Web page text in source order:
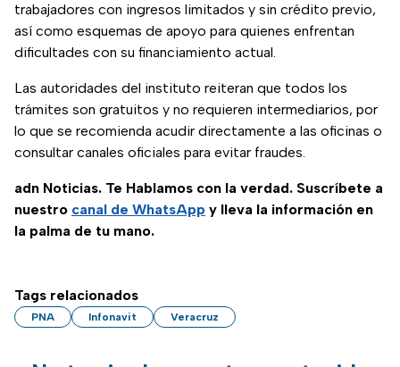
trabajadores con ingresos limitados y sin crédito previo,
así como esquemas de apoyo para quienes enfrentan
dificultades con su financiamiento actual.
Las autoridades del instituto reiteran que todos los
trámites son gratuitos y no requieren intermediarios, por
lo que se recomienda acudir directamente a las oficinas o
consultar canales oficiales para evitar fraudes.
adn Noticias. Te Hablamos con la verdad. Suscríbete a
nuestro canal de WhatsApp y lleva la información en
la palma de tu mano.
Tags relacionados
PNA Infonavit Veracruz